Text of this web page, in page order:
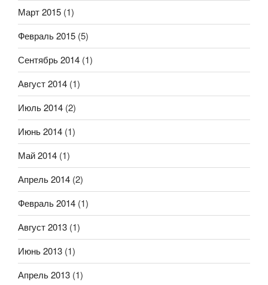
Март 2015 (1)
Февраль 2015 (5)
Сентябрь 2014 (1)
Август 2014 (1)
Июль 2014 (2)
Июнь 2014 (1)
Май 2014 (1)
Апрель 2014 (2)
Февраль 2014 (1)
Август 2013 (1)
Июнь 2013 (1)
Апрель 2013 (1)